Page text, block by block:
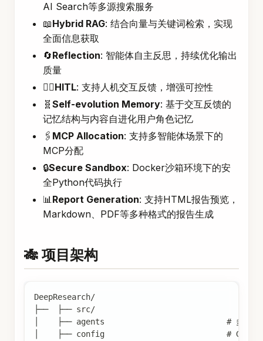
AI Search等多源搜索服务
📖Hybrid RAG: 结合向量与关键词检索，实现
全面信息获取
🔄Reflection: 智能体自主反思，持续优化输出
质量
🚶‍♂️HITL: 支持人机交互反馈，增强可控性
🧬 Self-evolution Memory: 基于交互反馈的
记忆结构与内容自进化用户角色记忆
🖇️ MCP Allocation: 支持多智能体场景下的
MCP分配
🔒Secure Sandbox: Docker沙箱环境下的安
全Python代码执行
📊Report Generation: 支持HTML报告预览，
Markdown、PDF等多种格式的报告生成
🎋 项目架构
DeepResearch/
├──  ├── src/
│    ├── agents                          # 多Agent初始
│    ├── config                          # Graph图构